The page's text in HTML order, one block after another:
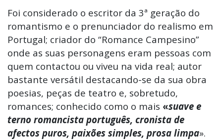
Foi considerado o escritor da 3ª geração do
romantismo e o prenunciador do realismo em
Portugal; criador do “Romance Campesino”
onde as suas personagens eram pessoas com
quem contactou ou viveu na vida real; autor
bastante versátil destacando-se da sua obra
poesias, peças de teatro e, sobretudo,
romances; conhecido como o mais «suave e
terno romancista português, cronista de
afectos puros, paixões simples, prosa limpa».